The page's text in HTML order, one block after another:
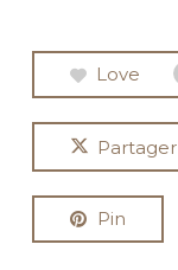
Love
Partager
Pin